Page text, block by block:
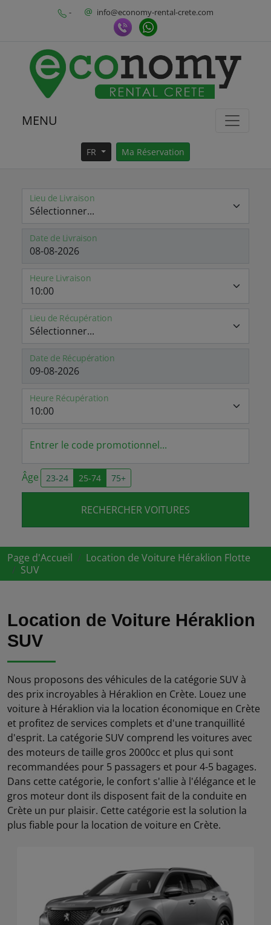
- info@economy-rental-crete.com
MENU
FR Ma Réservation
Lieu de Livraison
Date de Livraison
Heure Livraison
Lieu de Récupération
Date de Récupération
Heure Récupération
Entrer le code promotionnel...
Âge 23-24 25-74 75+
RECHERCHER VOITURES
Page d'Accueil
Location de Voiture Héraklion Flotte
SUV
Location de Voiture Héraklion
SUV
Nous proposons des véhicules de la catégorie SUV à
des prix incroyables à Héraklion en Crète. Louez une
voiture à Héraklion via la location économique en Crète
et profitez de services complets et d'une tranquillité
d'esprit. La catégorie SUV comprend les voitures avec
des moteurs de taille gros 2000cc et plus qui sont
recommandées pour 5 passagers et pour 4-5 bagages.
Dans cette catégorie, le confort s'allie à l'élégance et le
gros moteur dont ils disposent fait de la conduite en
Crète un pur plaisir. Cette catégorie est la solution la
plus fiable pour la location de voiture en Crète.